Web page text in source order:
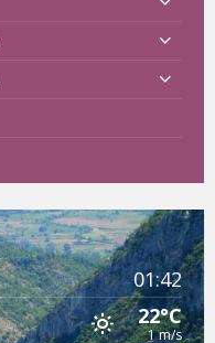
01:42
22°C
1 m/s